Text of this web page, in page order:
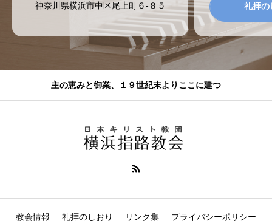
神奈川県横浜市中区尾上町６-８５
礼拝の
主の恵みと御業、１９世紀末よりここに建つ
教会情報 礼拝のしおり リンク集 プライバシーポリシー